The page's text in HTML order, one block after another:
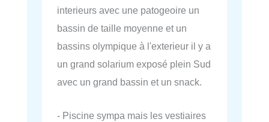
interieurs avec une patogeoire un
bassin de taille moyenne et un
bassins olympique à l'exterieur il y a
un grand solarium exposé plein Sud
avec un grand bassin et un snack.
- Piscine sympa mais les vestiaires